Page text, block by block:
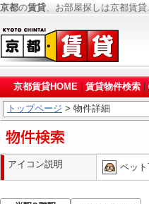
京都の賃貸、お部屋探しは京都賃
京都賃貸HOME 賃貸物件検索
トップページ > 物件詳細
アイコン説明 ペッ